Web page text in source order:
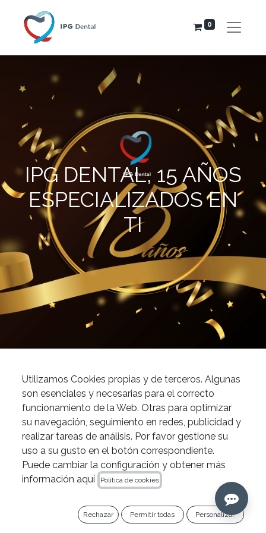
0
IPG DENTAL, 15 AÑOS
ESPECIALIZADOS EN
TI
Endodoncia
En este momento tan especial para IPG Dental
celebramos el 15º Aniversario con un quiz de
preguntas que tienen premio
abrió sus puertas y, por aquel entonces, lo
Utilizamos Cookies propias y de terceros. Algunas
son esenciales y necesarias para el correcto
funcionamiento de la Web. Otras para optimizar
su navegación, seguimiento en redes, publicidad y
realizar tareas de análisis. Por favor gestione su
uso a su gusto en el botón correspondiente.
Puede cambiar la configuración y obtener más
información aquí
Política de cookies
Rechazar Permitir todas Personalizar